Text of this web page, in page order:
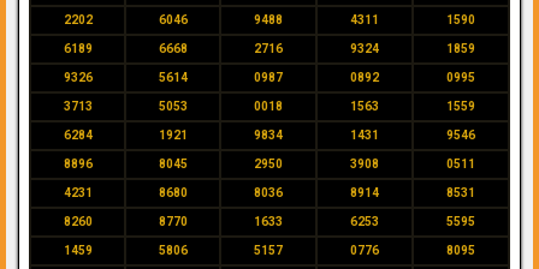
2202 6046 9488 4311 1590
6189 6668 2716 9324 1859
9326 5614 0987 0892 0995
3713 5053 0018 1563 1559
6284 1921 9834 1431 9546
8896 8045 2950 3908 0511
4231 8680 8036 8914 8531
8260 8770 1633 6253 5595
1459 5806 5157 0776 8095